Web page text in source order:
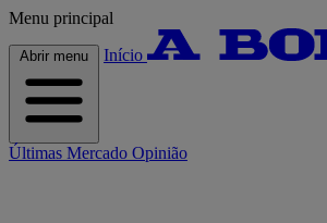
Menu principal
Abrir menu Início
Últimas Mercado Opinião